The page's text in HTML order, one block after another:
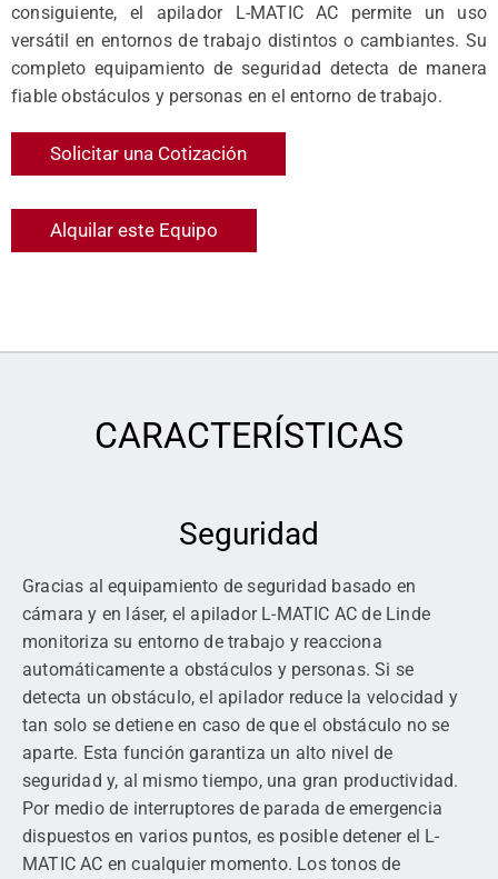
consiguiente, el apilador L-MATIC AC permite un uso
versátil en entornos de trabajo distintos o cambiantes. Su
completo equipamiento de seguridad detecta de manera
fiable obstáculos y personas en el entorno de trabajo.
Solicitar una Cotización
Alquilar este Equipo
CARACTERÍSTICAS
Seguridad
Gracias al equipamiento de seguridad basado en
cámara y en láser, el apilador L-MATIC AC de Linde
monitoriza su entorno de trabajo y reacciona
automáticamente a obstáculos y personas. Si se
detecta un obstáculo, el apilador reduce la velocidad y
tan solo se detiene en caso de que el obstáculo no se
aparte. Esta función garantiza un alto nivel de
seguridad y, al mismo tiempo, una gran productividad.
Por medio de interruptores de parada de emergencia
dispuestos en varios puntos, es posible detener el L-
MATIC AC en cualquier momento. Los tonos de